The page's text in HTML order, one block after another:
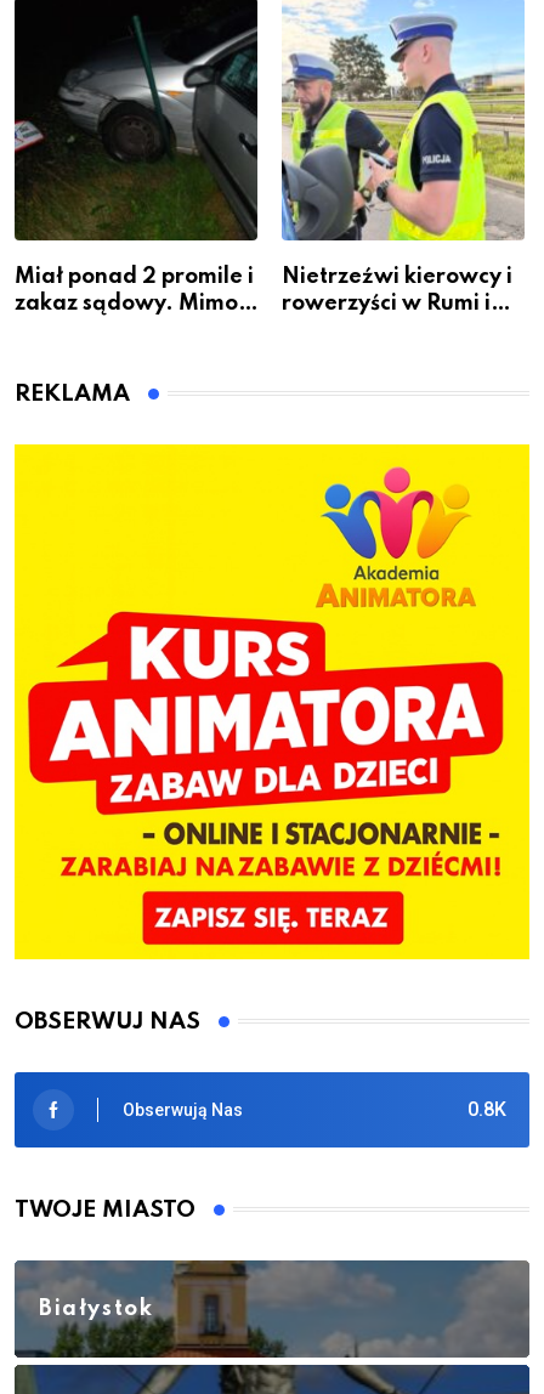
gdzie się go nauczyć?
Miał ponad 2 promile i
zakaz sądowy. Mimo
Bolszewie i uderzył w
Nietrzeźwi kierowcy i
rowerzyści w Rumi i
REKLAMA
OBSERWUJ NAS
0.8K
Obserwują Nas
TWOJE MIASTO
Białystok